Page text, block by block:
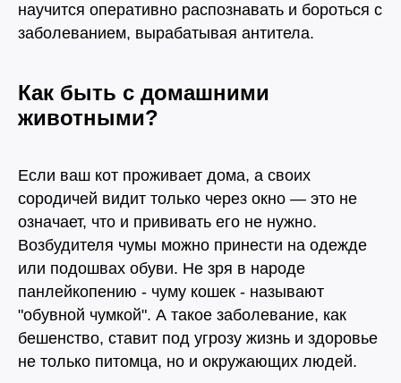
научится оперативно распознавать и бороться с
заболеванием, вырабатывая антитела.
Как быть с домашними
животными?
Если ваш кот проживает дома, а своих
сородичей видит только через окно — это не
означает, что и прививать его не нужно.
Возбудителя чумы можно принести на одежде
или подошвах обуви. Не зря в народе
панлейкопению - чуму кошек - называют
"обувной чумкой". А такое заболевание, как
бешенство, ставит под угрозу жизнь и здоровье
не только питомца, но и окружающих людей.